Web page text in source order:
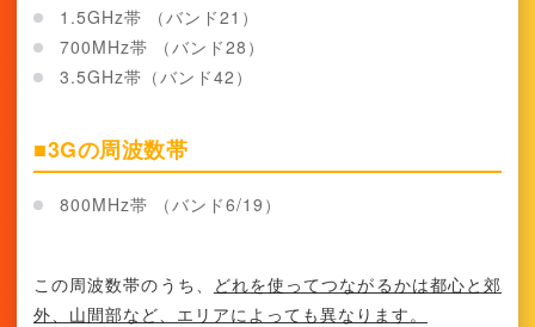
1.5GHz帯 （バンド21）
700MHz帯 （バンド28）
3.5GHz帯（バンド42）
■3Gの周波数帯
800MHz帯 （バンド6/19）
この周波数帯のうち、
どれを使ってつながるかは都心と郊
外、山間部など、エリアによっても異なります。